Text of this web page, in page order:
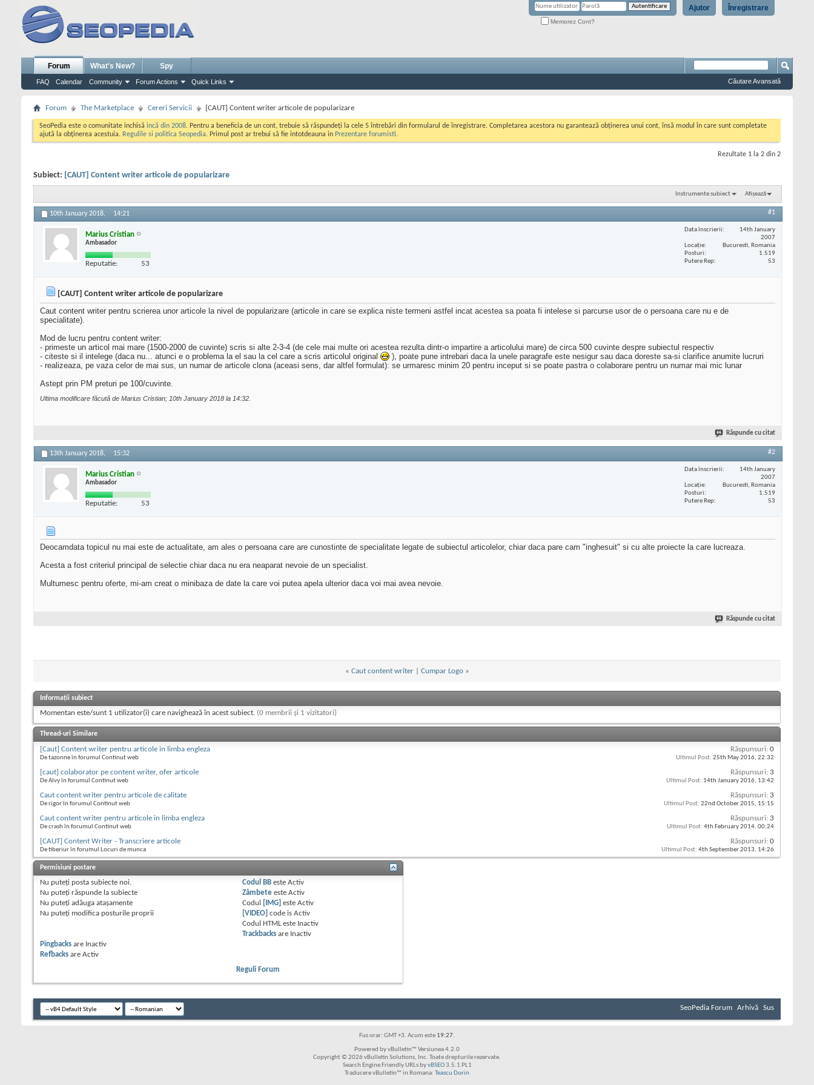
Înregistrare
Ajutor
Memorez Cont?
Forum
FAQ Calendar Community Forum Actions Quick Links
What's New? Spy
Căutare Avansată
Forum The Marketplace Cereri Servicii [CAUT] Content writer articole de popularizare
SeoPedia este o comunitate inchisă incă din 2008. Pentru a beneficia de un cont, trebuie să răspundeți la cele 5 întrebări din formularul de înregistrare. Completarea acestora nu garantează obținerea unui cont, însă modul în care sunt completate
ajută la obținerea acestuia. Regulile si politica Seopedia. Primul post ar trebui să fie intotdeauna in Prezentare forumisti.
Rezultate 1 la 2 din 2
Subiect: [CAUT] Content writer articole de popularizare
Instrumente subiect Afișează
10th January 2018, 14:21 #1
Marius Cristian
Ambasador
Reputatie: 53
Data înscrierii
14th January
2007
Locaţie
Bucuresti, Romania
Posturi
1.519
Putere Rep
53
[CAUT] Content writer articole de popularizare
Caut content writer pentru scrierea unor articole la nivel de popularizare (articole in care se explica niste termeni astfel incat acestea sa poata fi intelese si parcurse usor de o persoana care nu e de
specialitate).
Mod de lucru pentru content writer:
- primeste un articol mai mare (1500-2000 de cuvinte) scris si alte 2-3-4 (de cele mai multe ori acestea rezulta dintr-o impartire a articolului mare) de circa 500 cuvinte despre subiectul respectiv
- citeste si il intelege (daca nu... atunci e o problema la el sau la cel care a scris articolul original
), poate pune intrebari daca la unele paragrafe este nesigur sau daca doreste sa-si clarifice anumite lucruri
- realizeaza, pe vaza celor de mai sus, un numar de articole clona (aceasi sens, dar altfel formulat): se urmaresc minim 20 pentru inceput si se poate pastra o colaborare pentru un numar mai mic lunar
Astept prin PM preturi pe 100/cuvinte.
Ultima modificare făcută de Marius Cristian; 10th January 2018 la 14:32
Răspunde cu citat
13th January 2018, 15:32 #2
Marius Cristian
Ambasador
Reputatie: 53
Data înscrierii
14th January
2007
Locaţie
Bucuresti, Romania
Posturi
1.519
Putere Rep
53
Deocamdata topicul nu mai este de actualitate, am ales o persoana care are cunostinte de specialitate legate de subiectul articolelor, chiar daca pare cam "inghesuit" si cu alte proiecte la care lucreaza.
Acesta a fost criteriul principal de selectie chiar daca nu era neaparat nevoie de un specialist.
Multumesc pentru oferte, mi-am creat o minibaza de date la care voi putea apela ulterior daca voi mai avea nevoie.
Răspunde cu citat
« Caut content writer| Cumpar Logo »
Informații subiect
Momentan este/sunt 1 utilizator(i) care navighează în acest subiect. (0 membrii și 1 vizitatori)
Thread-uri Similare
[Caut] Content writer pentru articole in limba engleza
De tazonne în forumul Continut web
Răspunsuri: 0
Ultimul Post: 25th May 2016, 22:32
[caut] colaborator pe content writer, ofer articole
De Alvy în forumul Continut web
Răspunsuri: 3
Ultimul Post: 14th January 2016, 13:42
Caut content writer pentru articole de calitate
De rigor în forumul Continut web
Răspunsuri: 3
Ultimul Post: 22nd October 2015, 15:15
Caut content writer pentru articole in limba engleza
De crash în forumul Continut web
Răspunsuri: 3
Ultimul Post: 4th February 2014, 00:24
[CAUT] Content Writer - Transcriere articole
De tiberiur în forumul Locuri de munca
Răspunsuri: 0
Ultimul Post: 4th September 2013, 14:26
Permisiuni postare
Nu puteţi posta subiecte noi.
Nu puteţi răspunde la subiecte
Nu puteţi adăuga ataşamente
Nu puteţi modifica posturile proprii
Codul BB esteActiv
Zâmbete esteActiv
Codul
[IMG] esteActiv
[VIDEO] code isActiv
Codul HTML este Inactiv
Trackbacks are Inactiv
Pingbacks are Inactiv
Refbacks are Activ
Reguli Forum
SeoPedia Forum Arhivă Sus
Fus orar: GMT +3. Acum este 19:27.
Powered by vBulletin™ Versiunea 4.2.0
Copyright © 2026 vBulletin Solutions, Inc. Toate drepturile rezervate.
Search Engine Friendly URLs byvBSEO3.5.1 PL1
Traducere vBulletin™ in Romana: Teascu Dorin